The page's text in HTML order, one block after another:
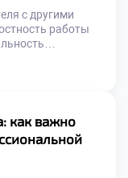
специалиста.
с другими
работы
интеграции
навыков.
механизмы
студентов.
на языке разных
как важно